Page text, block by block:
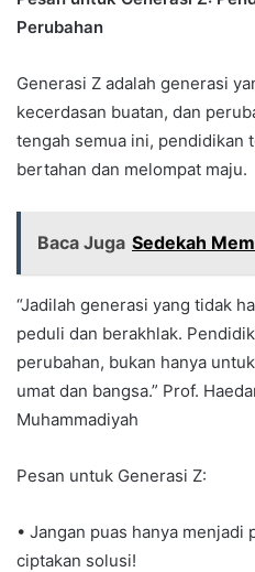
Perubahan
Generasi Z adalah generasi
kecerdasan buatan, dan
tengah semua ini, pendidikan
bertahan dan melompat maju.
Baca Juga Sedekah
“Jadilah generasi yang tidak
peduli dan berakhlak.
perubahan, bukan hanya
umat dan bangsa.” Prof.
Muhammadiyah
Pesan untuk Generasi Z:
• Jangan puas hanya
ciptakan solusi!